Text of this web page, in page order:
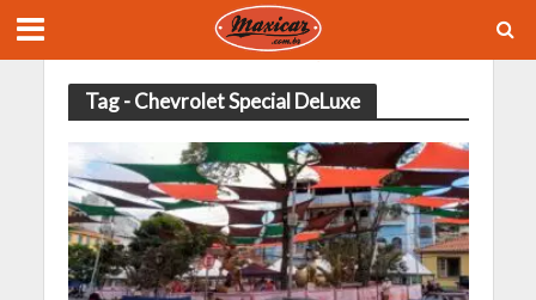
Tag - Chevrolet Special DeLuxe